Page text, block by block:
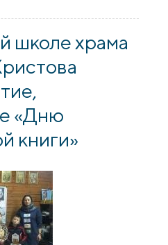
Внутренних войск посетили
собор города Гродно
школе храма
«Дню
книги»